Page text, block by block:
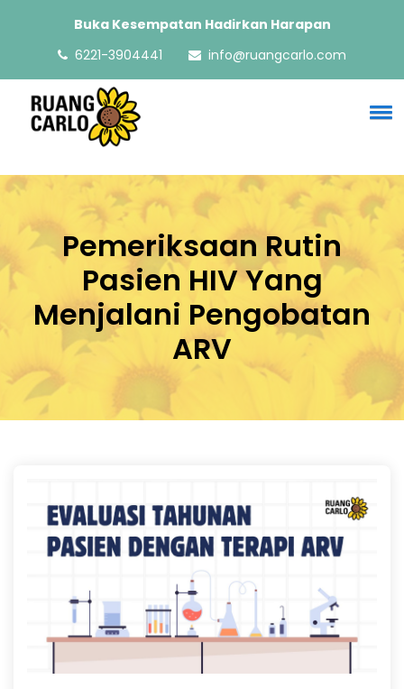
Buka Kesempatan Hadirkan Harapan
6221-3904441
info@ruangcarlo.com
Pemeriksaan Rutin
Pasien HIV Yang
Menjalani Pengobatan
ARV